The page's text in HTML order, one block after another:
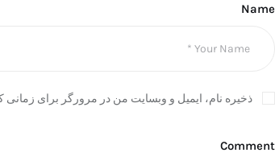
Name
ذخیره نام، ایمیل و وبسایت من در مرورگر برای زمانی
Comment